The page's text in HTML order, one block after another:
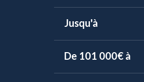
Jusqu'à
De 101 000€ à